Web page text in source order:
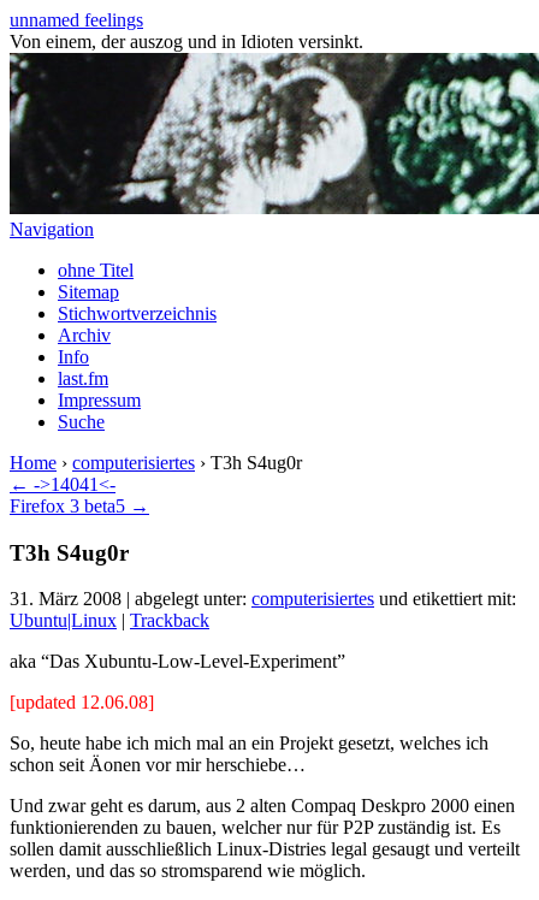
unnamed feelings
Von einem, der auszog und in Idioten versinkt.
Navigation
ohne Titel
Sitemap
Stichwortverzeichnis
Archiv
Info
last.fm
Impressum
Suche
Home › computerisiertes › T3h S4ug0r
← ->14041<-
Firefox 3 beta5 →
T3h S4ug0r
31. März 2008 | abgelegt unter: computerisiertes und etikettiert mit:
Ubuntu|Linux | Trackback
aka “Das Xubuntu-Low-Level-Experiment”
[updated 12.06.08]
So, heute habe ich mich mal an ein Projekt gesetzt, welches ich
schon seit Äonen vor mir herschiebe…
Und zwar geht es darum, aus 2 alten Compaq Deskpro 2000 einen
funktionierenden zu bauen, welcher nur für P2P zuständig ist. Es
sollen damit ausschließlich Linux-Distries legal gesaugt und verteilt
werden, und das so stromsparend wie möglich.